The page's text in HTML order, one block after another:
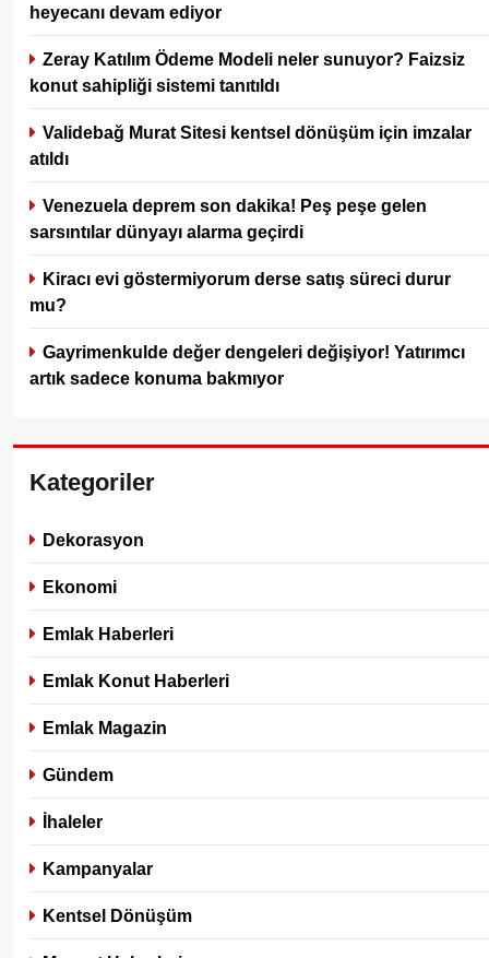
heyecanı devam ediyor
Zeray Katılım Ödeme Modeli neler sunuyor? Faizsiz
konut sahipliği sistemi tanıtıldı
Validebağ Murat Sitesi kentsel dönüşüm için imzalar
atıldı
Venezuela deprem son dakika! Peş peşe gelen
sarsıntılar dünyayı alarma geçirdi
Kiracı evi göstermiyorum derse satış süreci durur
mu?
Gayrimenkulde değer dengeleri değişiyor! Yatırımcı
artık sadece konuma bakmıyor
Kategoriler
Dekorasyon
Ekonomi
Emlak Haberleri
Emlak Konut Haberleri
Emlak Magazin
Gündem
İhaleler
Kampanyalar
Kentsel Dönüşüm